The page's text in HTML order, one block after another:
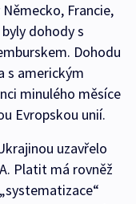
Francie,
dohody s
Dohodu
s americkým
minulého měsíce
Evropskou unií.
uzavřelo
Platit má rovněž